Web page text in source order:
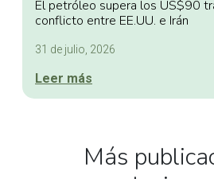
El petróleo supera los US$90
conflicto entre EE.UU. e Irán
31 de julio, 2026
Leer más
Más